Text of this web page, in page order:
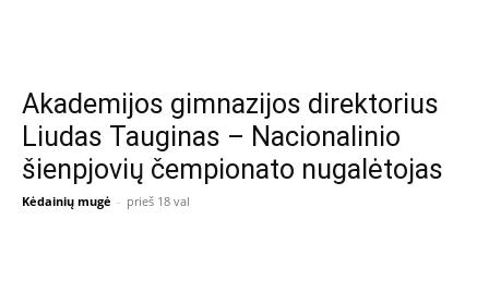
Akademijos gimnazijos direktorius
Liudas Tauginas – Nacionalinio
šienpjovių čempionato nugalėtojas
Kėdainių mugė - prieš 18 val